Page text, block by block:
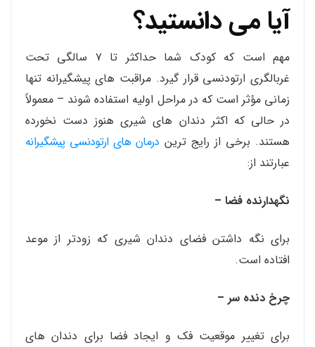
آیا می دانستید؟
مهم است که کودک شما حداکثر تا ۷ سالگی تحت
غربالگری ارتودنسی قرار گیرد. مراقبت های پیشگیرانه تنها
زمانی مؤثر است که در مراحل اولیه استفاده شوند – معمولاً
در حالی که اکثر دندان های شیری هنوز دست نخورده
هستند. برخی از رایج ترین درمان های ارتودنسی پیشگیرانه
عبارتند از:
نگهدارنده فضا –
برای نگه داشتن فضای دندان شیری که زودتر از موعد
افتاده است.
چرخ دنده سر –
برای تغییر موقعیت فک و ایجاد فضا برای دندان های